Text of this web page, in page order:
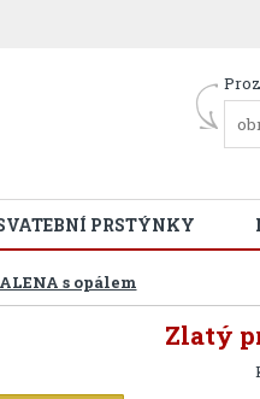
PRSTÝNKY
s opálem
Zlatý